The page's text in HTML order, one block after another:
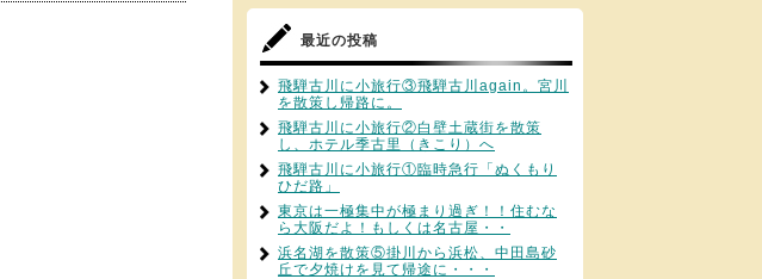
最近の投稿
飛騨古川に小旅行③飛騨古川again。宮川
を散策し帰路に。
飛騨古川に小旅行②白壁土蔵街を散策
し、ホテル季古里（きこり）へ
飛騨古川に小旅行①臨時急行「ぬくもり
ひだ路」
東京は一極集中が極まり過ぎ！！住むな
ら大阪だよ！もしくは名古屋・・
浜名湖を散策⑤掛川から浜松、中田島砂
丘で夕焼けを見て帰途に・・・